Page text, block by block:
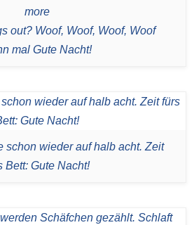
more
out? Woof, Woof, Woof, Woof
mal Gute Nacht!
schon wieder auf halb acht. Zeit
Bett: Gute Nacht!